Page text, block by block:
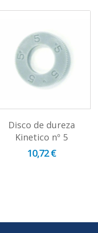
Disco de dureza
Kinetico nº 5
10,72 €